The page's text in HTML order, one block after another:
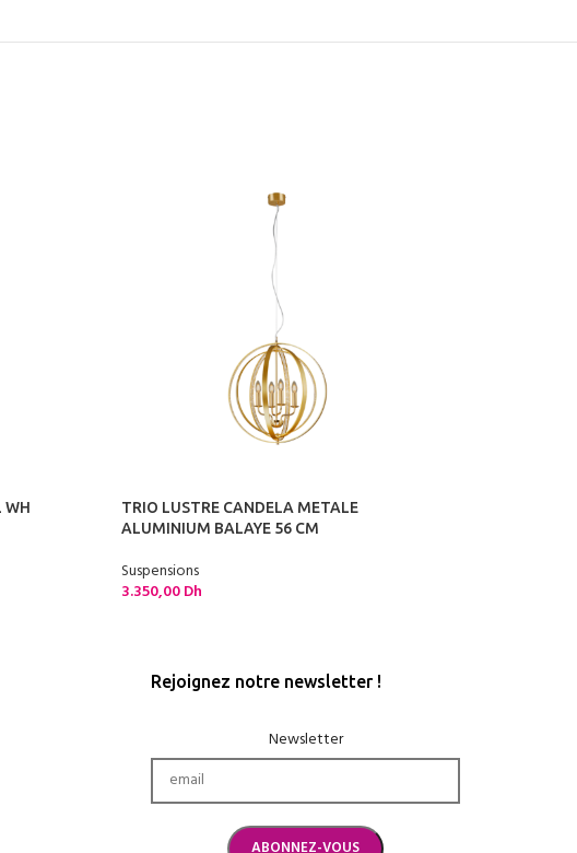
WH
TRIO LUSTRE CANDELA METALE
ALUMINIUM BALAYE 56 CM
Suspensions
3.350,00Dh
Rejoignez notre newsletter !
Newsletter